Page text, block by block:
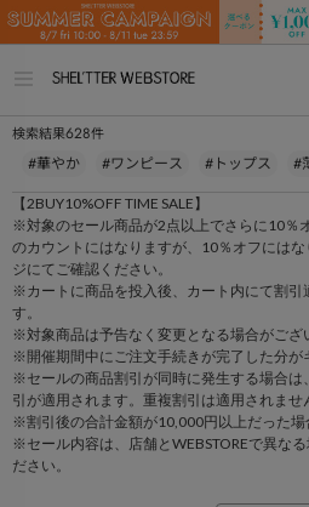
ー
を
く
検索結果628件
#華やか #ワンピース #トップス #
【2BUY10%OFF TIME SALE】
※対象のセール商品が2点以上でさらに10％
のカウントにはなりますが、10％オフには
ジにてご確認ください。
※カートに商品を投入後、カート内にて割引
す。
※対象商品は予告なく変更となる場合がござ
※開催期間中にご注文手続きが完了した分が
※セールの商品割引が同時に発生する場合は
引が適用されます。重複割引は適用されませ
※割引後の合計金額が10,000円以上だった場
※セール内容は、店舗とWEBSTOREで異な
ださい。